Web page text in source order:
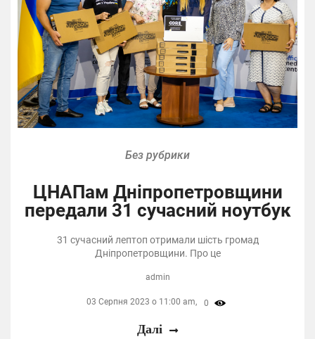
Без рубрики
ЦНАПам Дніпропетровщини
передали 31 сучасний ноутбук
31 сучасний лептоп отримали шість громад
Дніпропетровщини. Про це
admin
03 Серпня 2023 о 11:00 am, 0
Далі